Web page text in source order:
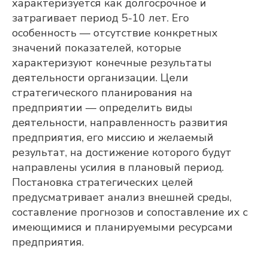
характеризуется как долгосрочное и
затрагивает период 5-10 лет. Его
особенность — отсутствие конкретных
значений показателей, которые
характеризуют конечные результаты
деятельности организации. Цели
стратегического планирования на
предприятии — определить виды
деятельности, направленность развития
предприятия, его миссию и желаемый
результат, на достижение которого будут
направлены усилия в плановый период.
Постановка стратегических целей
предусматривает анализ внешней среды,
составление прогнозов и сопоставление их с
имеющимися и планируемыми ресурсами
предприятия.